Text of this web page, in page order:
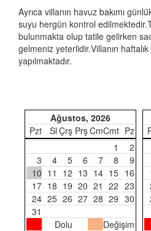
Ayrıca villanın havuz bakımı
suyu hergün kontrol
bulunmakta olup tatile gelirken
gelmeniz yeterlidir.Villanın
yapılmaktadır.
Ağustos, 2026
Pzt
Sl Çrş PrşCmCmt Pz
1
2
3
4 5 6 7 8
9
10 11 12 13 14 15 16
17 18 19 20 21 22 23
24 25 26 27 28 29 30
31
Dolu
Değişim